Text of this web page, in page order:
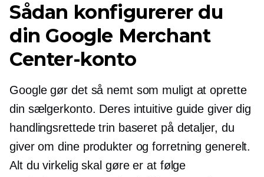
Sådan konfigurerer du
din Google Merchant
Center-konto
Google gør det så nemt som muligt at oprette
din sælgerkonto. Deres intuitive guide giver dig
handlingsrettede trin baseret på detaljer, du
giver om dine produkter og forretning generelt.
Alt du virkelig skal gøre er at følge